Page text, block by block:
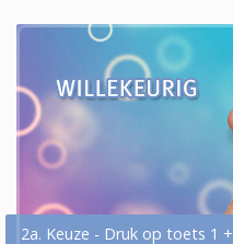
2a. Keuze - Druk op toets 1 +